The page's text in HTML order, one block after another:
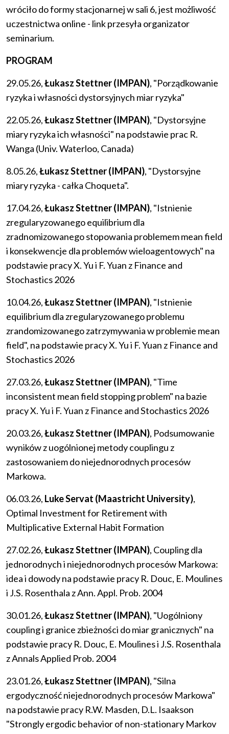
wróciło do formy stacjonarnej w sali 6, jest możliwość
uczestnictwa online - link przesyła organizator
seminarium.
PROGRAM
29.05.26,Łukasz Stettner (IMPAN), "Porządkowanie
ryzyka i własności dystorsyjnych miar ryzyka"
22.05.26,Łukasz Stettner (IMPAN), "Dystorsyjne
miary ryzyka ich własności" na podstawie prac R.
Wanga (Univ. Waterloo, Canada)
8.05.26,Łukasz Stettner (IMPAN), "Dystorsyjne
miary ryzyka - całka Choqueta".
17.04.26,Łukasz Stettner (IMPAN), "Istnienie
zregularyzowanego equilibrium dla
zradnomizowanego stopowania problemem mean field
i konsekwencje dla problemów wieloagentowych" na
podstawie pracy X. Yu i F. Yuan z Finance and
Stochastics 2026
10.04.26,Łukasz Stettner (IMPAN), "Istnienie
equilibrium dla zregularyzowanego problemu
zrandomizowanego zatrzymywania w problemie mean
field", na podstawie pracy X. Yu i F. Yuan z Finance and
Stochastics 2026
27.03.26,Łukasz Stettner (IMPAN), "Time
inconsistent mean field stopping problem" na bazie
pracy X. Yu i F. Yuan z Finance and Stochastics 2026
20.03.26,Łukasz Stettner (IMPAN), Podsumowanie
wyników z uogólnionej metody couplingu z
zastosowaniem do niejednorodnych procesów
Markowa.
06.03.26, Luke Servat (Maastricht University),
Optimal Investment for Retirement with
Multiplicative External Habit Formation
27.02.26,Łukasz Stettner (IMPAN), Coupling dla
jednorodnych i niejednorodnych procesów Markowa:
idea i dowody na podstawie pracy R. Douc, E. Moulines
i J.S. Rosenthala z Ann. Appl. Prob. 2004
30.01.26,Łukasz Stettner (IMPAN), "Uogólniony
coupling i granice zbieżności do miar granicznych" na
podstawie pracy R. Douc, E. Moulines i J.S. Rosenthala
z Annals Applied Prob. 2004
23.01.26,Łukasz Stettner (IMPAN), "Silna
ergodyczność niejednorodnych procesów Markowa"
na podstawie pracy R.W. Masden, D.L. Isaakson
"Strongly ergodic behavior of non-stationary Markov